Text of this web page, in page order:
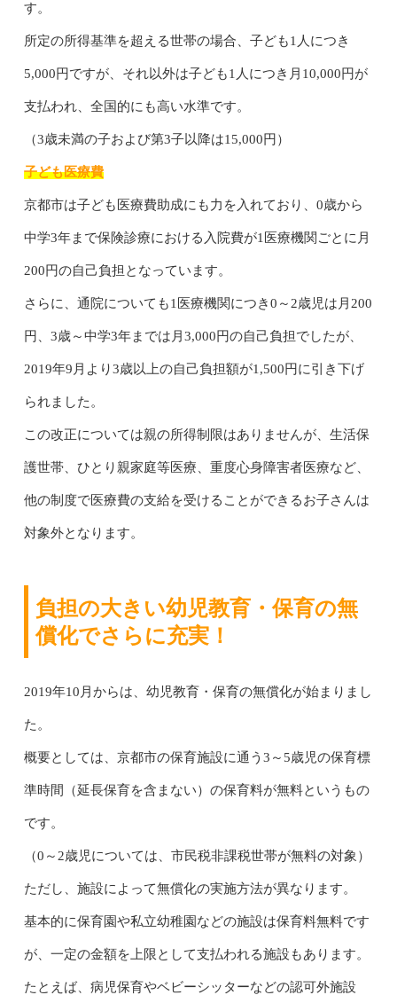
す。
所定の所得基準を超える世帯の場合、子ども1人につき
5,000円ですが、それ以外は子ども1人につき月10,000円が
支払われ、全国的にも高い水準です。
（3歳未満の子および第3子以降は15,000円）
子ども医療費
京都市は子ども医療費助成にも力を入れており、0歳から
中学3年まで保険診療における入院費が1医療機関ごとに月
200円の自己負担となっています。
さらに、通院についても1医療機関につき0～2歳児は月200
円、3歳～中学3年までは月3,000円の自己負担でしたが、
2019年9月より3歳以上の自己負担額が1,500円に引き下げ
られました。
この改正については親の所得制限はありませんが、生活保
護世帯、ひとり親家庭等医療、重度心身障害者医療など、
他の制度で医療費の支給を受けることができるお子さんは
対象外となります。
負担の大きい幼児教育・保育の無
償化でさらに充実！
2019年10月からは、幼児教育・保育の無償化が始まりまし
た。
概要としては、京都市の保育施設に通う3～5歳児の保育標
準時間（延長保育を含まない）の保育料が無料というもの
です。
（0～2歳児については、市民税非課税世帯が無料の対象）
ただし、施設によって無償化の実施方法が異なります。
基本的に保育園や私立幼稚園などの施設は保育料無料です
が、一定の金額を上限として支払われる施設もあります。
たとえば、病児保育やベビーシッターなどの認可外施設